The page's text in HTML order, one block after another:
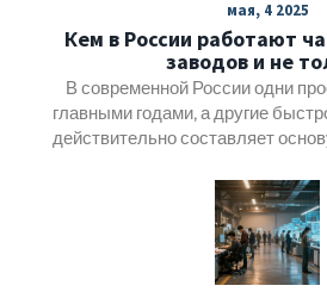
мая, 4 2025
Кем в России работают
заводов и не
В современной России одни
главными годами, а другие
действительно составляет
сохраняют стабильность даже
Поговорим о заводах, ИТ,
поворотах карьерных путей. Эта
на чём держится экономика и где